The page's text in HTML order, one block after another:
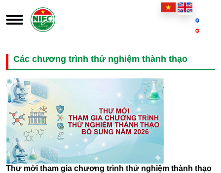
Các chương trình thử nghiệm thành thạo
Thư mời tham gia chương trình thử nghiệm thành thạo